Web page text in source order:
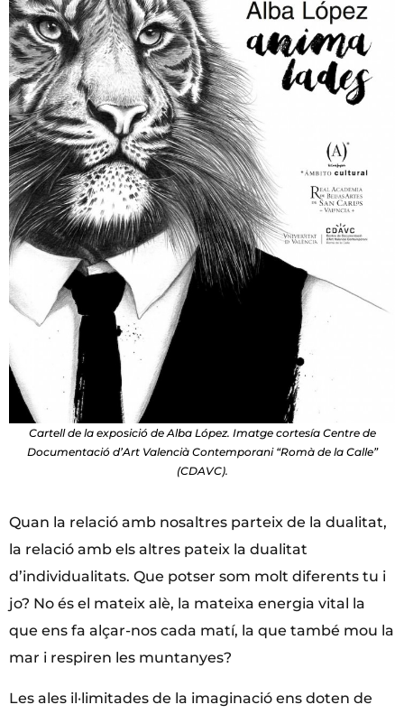
Cartell de la exposició de Alba López. Imatge cortesía Centre de
Documentació d’Art Valencià Contemporani “Romà de la Calle”
(CDAVC).
Quan la relació amb nosaltres parteix de la dualitat,
la relació amb els altres pateix la dualitat
d’individualitats. Que potser som molt diferents tu i
jo? No és el mateix alè, la mateixa energia vital la
que ens fa alçar-nos cada matí, la que també mou la
mar i respiren les muntanyes?
Les ales il·limitades de la imaginació ens doten de